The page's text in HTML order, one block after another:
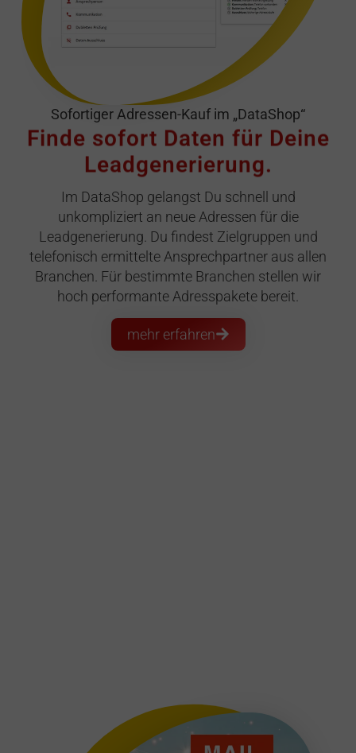
Sofortiger Adressen-Kauf im „DataShop“
Finde sofort Daten für Deine
Leadgenerierung.
Im DataShop gelangst Du schnell und
unkompliziert an neue Adressen für die
Leadgenerierung. Du findest Zielgruppen und
telefonisch ermittelte Ansprechpartner aus allen
Branchen. Für bestimmte Branchen stellen wir
hoch performante Adresspakete bereit.
mehr erfahren